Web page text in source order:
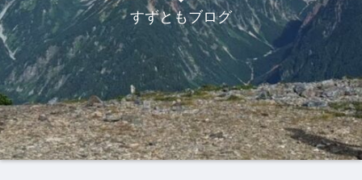
すずともブログ